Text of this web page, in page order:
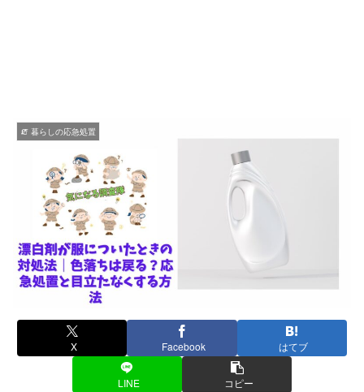
🧯 暮らしの応急処置
X Facebook はてブ
LINE コピー